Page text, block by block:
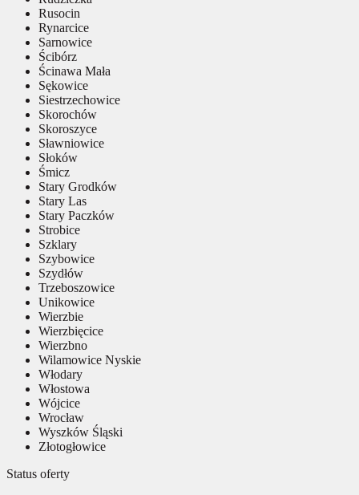
Rusocin
Rynarcice
Sarnowice
Ścibórz
Ścinawa Mała
Sękowice
Siestrzechowice
Skorochów
Skoroszyce
Sławniowice
Słoków
Śmicz
Stary Grodków
Stary Las
Stary Paczków
Strobice
Szklary
Szybowice
Szydłów
Trzeboszowice
Unikowice
Wierzbie
Wierzbięcice
Wierzbno
Wilamowice Nyskie
Włodary
Włostowa
Wójcice
Wrocław
Wyszków Śląski
Złotogłowice
Status oferty